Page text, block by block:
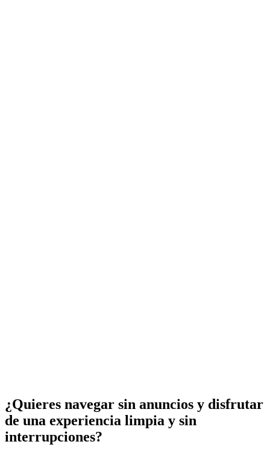
¿Quieres navegar sin anuncios y disfrutar
de una experiencia limpia y sin
interrupciones?